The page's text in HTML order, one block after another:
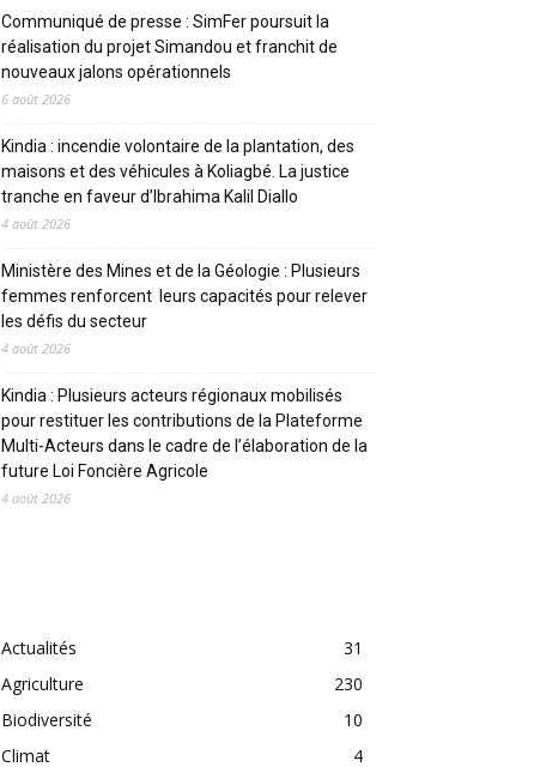
Communiqué de presse : SimFer poursuit la
réalisation du projet Simandou et franchit de
nouveaux jalons opérationnels
6 août 2026
Kindia : incendie volontaire de la plantation, des
maisons et des véhicules à Koliagbé. La justice
tranche en faveur d’Ibrahima Kalil Diallo
4 août 2026
Ministère des Mines et de la Géologie : Plusieurs
femmes renforcent leurs capacités pour relever
les défis du secteur
4 août 2026
Kindia : Plusieurs acteurs régionaux mobilisés
pour restituer les contributions de la Plateforme
Multi-Acteurs dans le cadre de l’élaboration de la
future Loi Foncière Agricole
4 août 2026
Actualités
31
Agriculture
230
Biodiversité
10
Climat
4